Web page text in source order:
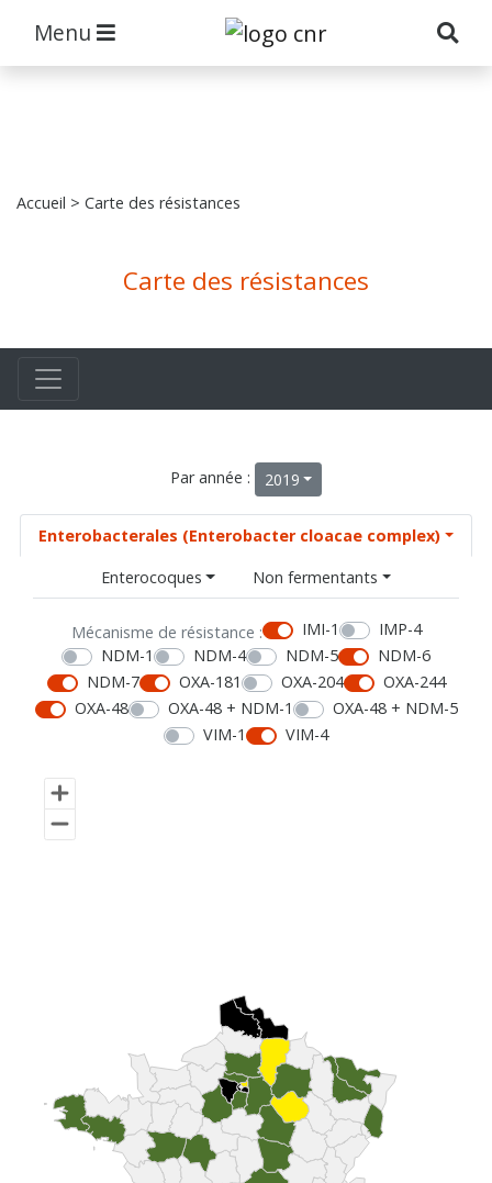
Menu
Accueil > Carte des résistances
Carte des résistances
Par année : 2019
Enterobacterales (Enterobacter cloacae complex)
Enterocoques
Non fermentants
Mécanisme de résistance : IMI-1
IMP-4
NDM-1
NDM-4 NDM-5
NDM-6
NDM-7
OXA-181 OXA-204
OXA-244
OXA-48
OXA-48 + NDM-1
OXA-48 + NDM-5
VIM-1
VIM-4